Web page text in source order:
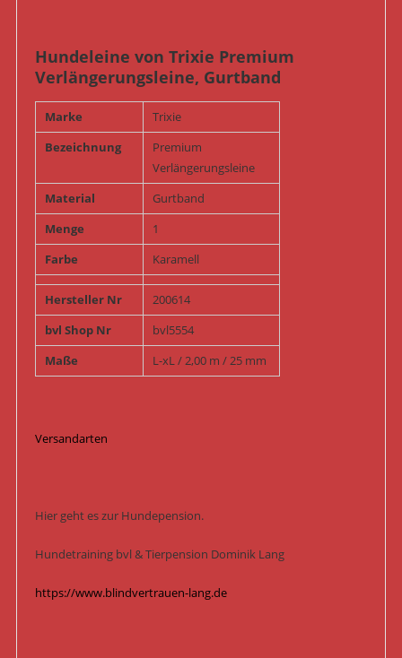
Hundeleine von Trixie Premium
Verlängerungsleine, Gurtband
Marke
Trixie
Bezeichnung
Premium
Verlängerungsleine
Material
Gurtband
Menge
1
Farbe
Karamell
Hersteller Nr
200614
bvl Shop Nr
bvl5554
Maße
L-xL / 2,00 m / 25 mm
Versandarten
Hier geht es zur Hundepension.
Hundetraining bvl & Tierpension Dominik Lang
https://www.blindvertrauen-lang.de